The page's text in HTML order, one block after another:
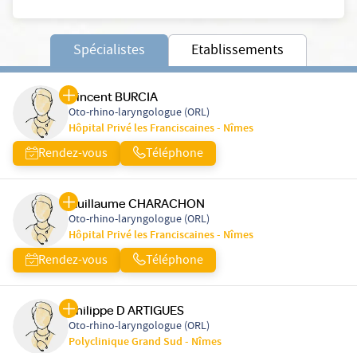
Spécialistes Etablissements
Vincent BURCIA
Oto-rhino-laryngologue (ORL)
Hôpital Privé les Franciscaines - Nîmes
Rendez-vous Téléphone
Guillaume CHARACHON
Oto-rhino-laryngologue (ORL)
Hôpital Privé les Franciscaines - Nîmes
Rendez-vous Téléphone
Philippe D ARTIGUES
Oto-rhino-laryngologue (ORL)
Polyclinique Grand Sud - Nîmes